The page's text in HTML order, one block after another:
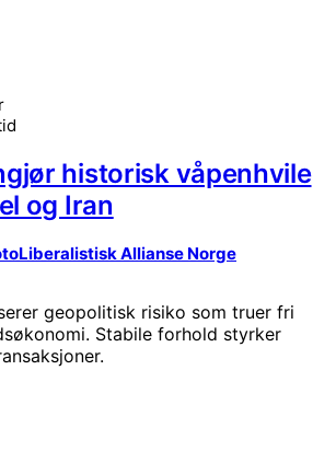
historisk våpenhvile
og Iran
Liberalistisk Allianse Norge
geopolitisk risiko som truer fri
Stabile forhold styrker